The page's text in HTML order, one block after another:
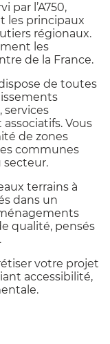
par l’A750,
les principaux
régionaux.
les
de la France.
de toutes
services
Vous
de zones
communes
secteur.
terrains à
dans un
qualité, pensés
votre projet
accessibilité,